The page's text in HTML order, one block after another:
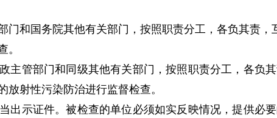
和国务院其他有关部门，按照职责分工，各负其责
。
主管部门和同级其他有关部门，按照职责分工，各负
射性污染防治进行监督检查。
出示证件。被检查的单位必须如实反映情况，提供必